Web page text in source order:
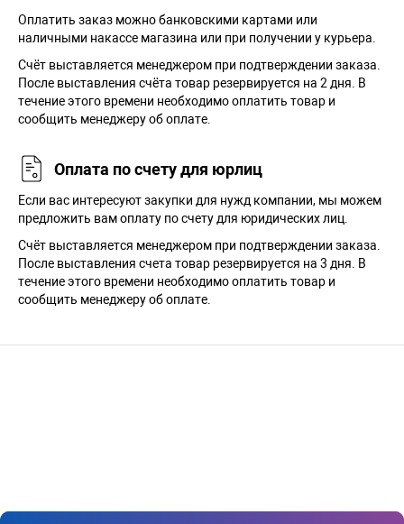
Оплатить заказ можно банковскими картами или
наличными накассе магазина или при получении у курьера.
Cчёт выставляется менеджером при подтверждении заказа.
После выставления счёта товар резервируется на 2 дня. В
течение этого времени необходимо оплатить товар и
сообщить менеджеру об оплате.
Оплата по счету для юрлиц
Если вас интересуют закупки для нужд компании, мы можем
предложить вам оплату по счету для юридических лиц.
Счёт выставляется менеджером при подтверждении заказа.
После выставления счета товар резервируется на 3 дня. В
течение этого времени необходимо оплатить товар и
сообщить менеджеру об оплате.